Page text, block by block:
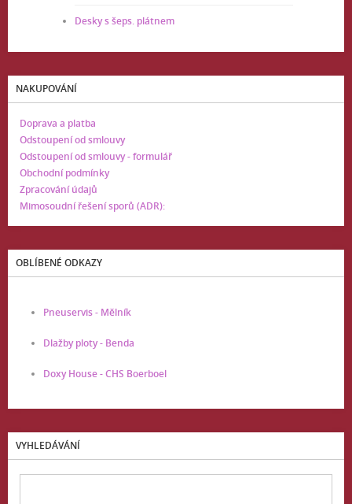
Desky s šeps. plátnem
NAKUPOVÁNÍ
Doprava a platba
Odstoupení od smlouvy
Odstoupení od smlouvy - formulář
Obchodní podmínky
Zpracování údajů
Mimosoudní řešení sporů (ADR):
OBLÍBENÉ ODKAZY
Pneuservis - Mělník
Dlažby ploty - Benda
Doxy House - CHS Boerboel
VYHLEDÁVÁNÍ